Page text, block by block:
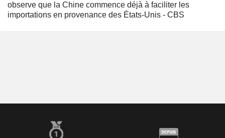
observe que la Chine commence déjà à faciliter les
importations en provenance des États-Unis - CBS